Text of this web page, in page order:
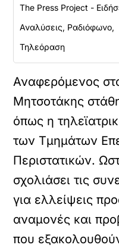
The Press Project -
Αναλύσεις, Ραδιόφωνο,
Τηλεόραση
Αναφερόμενος
Μητσοτάκης
όπως η
των Τμημάτων
Περιστατικών.
σχολιάσει τις
για ελλείψεις
αναμονές και
που